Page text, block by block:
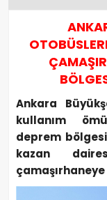
Ankara
kullanım
deprem
kazan